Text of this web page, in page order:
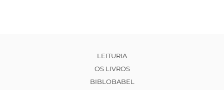
LEITURIA
OS LIVROS
BIBLOBABEL